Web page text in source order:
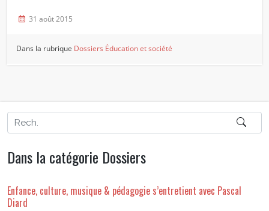
31 août 2015
Dans la rubrique Dossiers Éducation et société
Dans la catégorie Dossiers
Enfance, culture, musique & pédagogie s’entretient avec Pascal
Diard